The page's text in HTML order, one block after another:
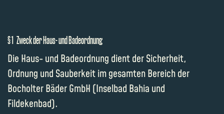
§ 1 Zweck der Haus- und Badeordnung
Die Haus- und Badeordnung dient der Sicherheit,
Ordnung und Sauberkeit im gesamten Bereich der
Bocholter Bäder GmbH (Inselbad Bahia und
Fildekenbad).